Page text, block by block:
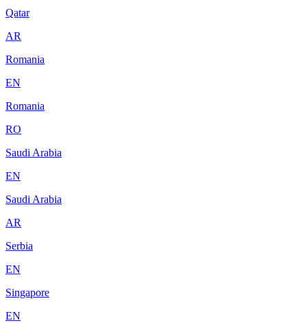
Qatar
AR
Romania
EN
Romania
RO
Saudi Arabia
EN
Saudi Arabia
AR
Serbia
EN
Singapore
EN